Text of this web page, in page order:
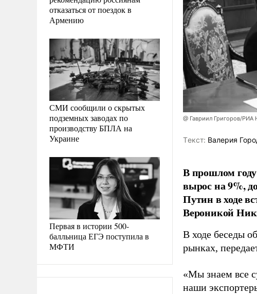
отказаться от поездок в
Армению
СМИ сообщили о скрытых
подземных заводах по
производству БПЛА на
Украине
Первая в истории 500-
балльница ЕГЭ поступила в
МФТИ
@ Гавриил Григоров/РИА
Tекст: Валерия
В прошлом году
вырос на 9%,
Путин в ходе
Вероникой
В ходе беседы
рынках,
«Мы знаем все
наши